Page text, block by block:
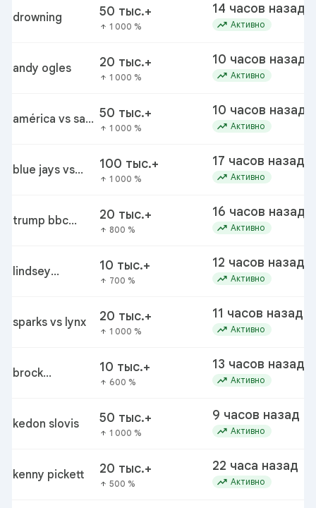
drowning 50 тыс.+
arrow_upward 1 000 %
14 часов назад
trending_up Активно
andy ogles 20 тыс.+
arrow_upward 1 000 %
10 часов назад
trending_up Активно
américa vs san
50 тыс.+
arrow_upward 1 000 %
10 часов назад
trending_up Активно
blue jays vs
100 тыс.+
arrow_upward 1 000 %
17 часов назад
trending_up Активно
trump bbc
20 тыс.+
arrow_upward 800 %
16 часов назад
trending_up Активно
lindsey
10 тыс.+
arrow_upward 700 %
12 часов назад
trending_up Активно
sparks vs lynx 20 тыс.+
arrow_upward 1 000 %
11 часов назад
trending_up Активно
brock
10 тыс.+
arrow_upward 600 %
13 часов назад
trending_up Активно
kedon slovis 50 тыс.+
arrow_upward 1 000 %
9 часов назад
trending_up Активно
kenny pickett 20 тыс.+
arrow_upward 500 %
22 часа назад
trending_up Активно